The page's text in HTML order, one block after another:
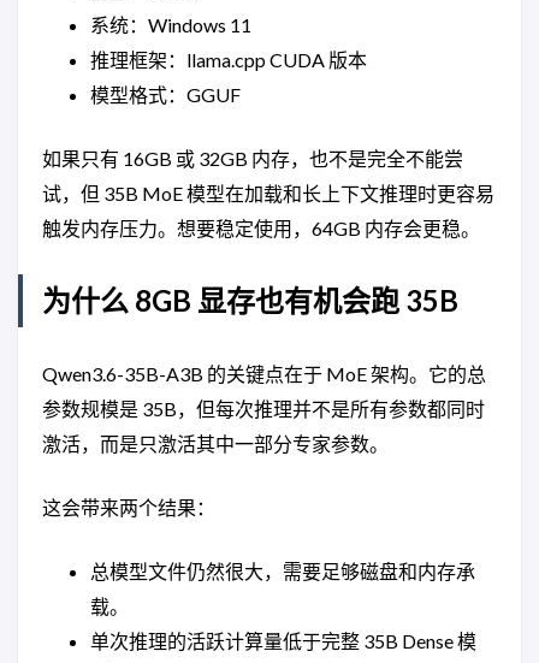
系统：Windows 11
推理框架：llama.cpp CUDA 版本
模型格式：GGUF
如果只有 16GB 或 32GB 内存，也不是完全不能尝
试，但 35B MoE 模型在加载和长上下文推理时更容易
触发内存压力。想要稳定使用，64GB 内存会更稳。
为什么 8GB 显存也有机会跑 35B
Qwen3.6-35B-A3B 的关键点在于 MoE 架构。它的总
参数规模是 35B，但每次推理并不是所有参数都同时
激活，而是只激活其中一部分专家参数。
这会带来两个结果：
总模型文件仍然很大，需要足够磁盘和内存承
载。
单次推理的活跃计算量低于完整 35B Dense 模